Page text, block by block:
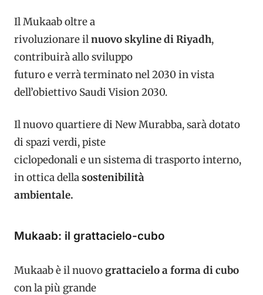
Il Mukaab oltre a
rivoluzionare ilnuovo skyline di Riyadh,
contribuirà allo sviluppo
futuro e verrà terminato nel 2030 in vista
dell’obiettivo Saudi Vision 2030.
Il nuovo quartiere di New Murabba, sarà dotato
di spazi verdi, piste
ciclopedonali e un sistema di trasporto interno,
in ottica dellasostenibilità
ambientale.
Mukaab: il grattacielo-cubo
Mukaab è il nuovograttacielo a forma di cubo
con la più grande